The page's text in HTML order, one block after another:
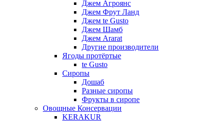
Джем Агроянс
Джем Фрут Ланд
Джем te Gusto
Джем Шамб
Джем Ararat
Другие производители
Ягоды протёртые
te Gusto
Сиропы
Дошаб
Разные сиропы
Фрукты в сиропе
Овощные Консервации
KERAKUR